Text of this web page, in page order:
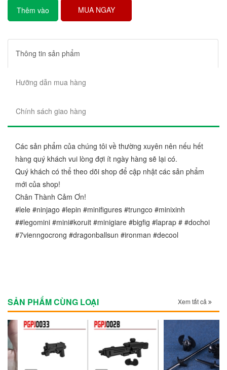
Thêm vào MUA NGAY
Thông tin sản phẩm
Hưỡng dẫn mua hàng
Chính sách giao hàng
Các sản phẩm của chúng tôi về thường xuyên nên nếu hết
hàng quý khách vui lòng đợi ít ngày hàng sẽ lại có.
Quý khách có thể theo dõi shop để cập nhật các sản phẩm
mới của shop!
Chân Thành Cảm Ơn!
#lele #ninjago #lepin #minifigures #trungco #minixinh
##legomini #mini#koruit #minigiare #bigfig #laprap # #dochoi
#7vienngocrong #dragonballsun #ironman #decool
SẢN PHẨM CÙNG LOẠI Xem tất cả